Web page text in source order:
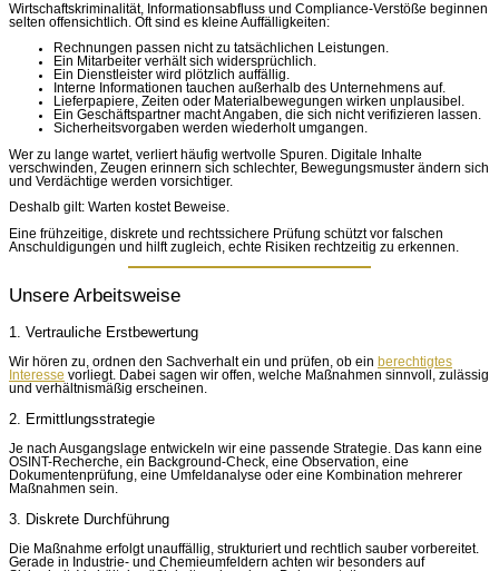
Wirtschaftskriminalität, Informationsabfluss und Compliance-Verstöße beginnen
selten offensichtlich. Oft sind es kleine Auffälligkeiten:
Rechnungen passen nicht zu tatsächlichen Leistungen.
Ein Mitarbeiter verhält sich widersprüchlich.
Ein Dienstleister wird plötzlich auffällig.
Interne Informationen tauchen außerhalb des Unternehmens auf.
Lieferpapiere, Zeiten oder Materialbewegungen wirken unplausibel.
Ein Geschäftspartner macht Angaben, die sich nicht verifizieren lassen.
Sicherheitsvorgaben werden wiederholt umgangen.
Wer zu lange wartet, verliert häufig wertvolle Spuren. Digitale Inhalte
verschwinden, Zeugen erinnern sich schlechter, Bewegungsmuster ändern sich
und Verdächtige werden vorsichtiger.
Deshalb gilt: Warten kostet Beweise.
Eine frühzeitige, diskrete und rechtssichere Prüfung schützt vor falschen
Anschuldigungen und hilft zugleich, echte Risiken rechtzeitig zu erkennen.
Unsere Arbeitsweise
1. Vertrauliche Erstbewertung
Wir hören zu, ordnen den Sachverhalt ein und prüfen, ob ein berechtigtes
Interesse vorliegt. Dabei sagen wir offen, welche Maßnahmen sinnvoll, zulässig
und verhältnismäßig erscheinen.
2. Ermittlungsstrategie
Je nach Ausgangslage entwickeln wir eine passende Strategie. Das kann eine
OSINT-Recherche, ein Background-Check, eine Observation, eine
Dokumentenprüfung, eine Umfeldanalyse oder eine Kombination mehrerer
Maßnahmen sein.
3. Diskrete Durchführung
Die Maßnahme erfolgt unauffällig, strukturiert und rechtlich sauber vorbereitet.
Gerade in Industrie- und Chemieumfeldern achten wir besonders auf